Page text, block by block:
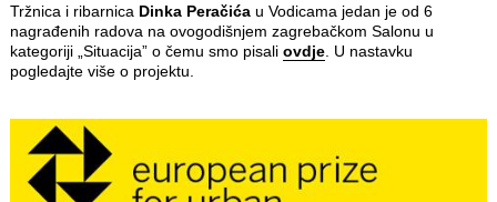
Tržnica i ribarnica Dinka Peračićau Vodicama jedan je od 6
nagrađenih radova na ovogodišnjem zagrebačkom Salonu u
kategoriji „Situacija” o čemu smo pisali ovdje. U nastavku
pogledajte više o projektu.